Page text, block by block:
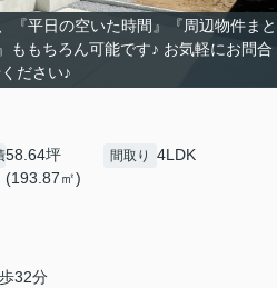
『平日の空いた時間』『周辺物件まと
ももちろん可能です♪ お気軽にお問合
ださい♪
58.64坪
(193.87㎡)
間取り 4LDK
32分